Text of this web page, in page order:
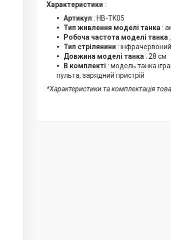
Характеристики :
Артикул : HB-TK05
Тип живлення моделі танка :
Робоча частота моделі танка
Тип стрілянини :
Довжина моделі танка : 28 см
В комплекті : модель танка
пульта, зарядний пристрій
*Характеристики та комплектація